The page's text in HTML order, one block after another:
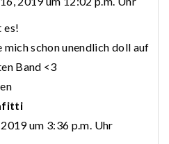
es!
mich schon unendlich doll auf
Band <3
um 3:36 p.m. Uhr